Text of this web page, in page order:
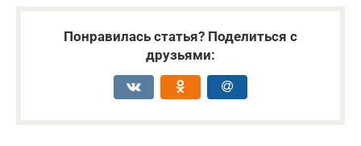
Понравилась статья? Поделиться с
друзьями: